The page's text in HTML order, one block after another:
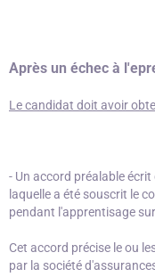
Après un échec à
Le candidat doit avoir
- Un accord préalable
laquelle a été souscrit le
pendant l'apprentisage
Cet accord précise le ou
par la société